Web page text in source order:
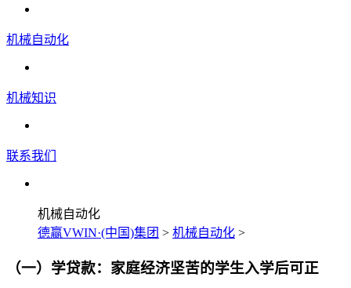
机械自动化
机械知识
联系我们
机械自动化
德赢VWIN·(中国)集团 > 机械自动化 >
（一）学贷款：家庭经济坚苦的学生入学后可正